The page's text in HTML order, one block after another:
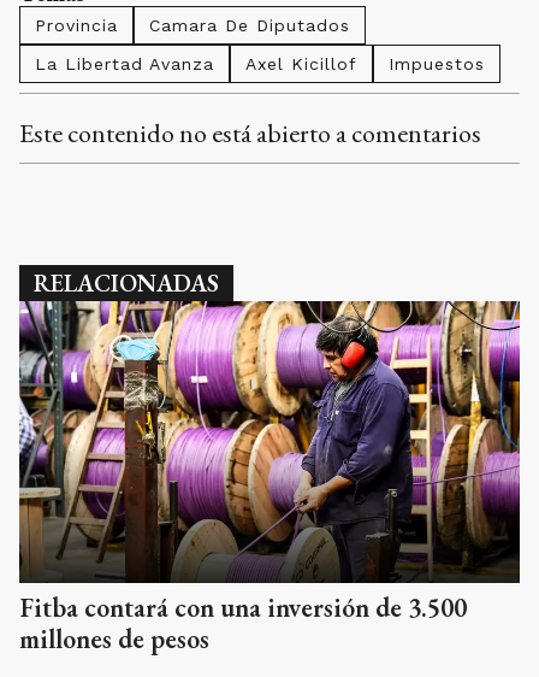
Fitba contará con una inversión de 3.500
millones de pesos